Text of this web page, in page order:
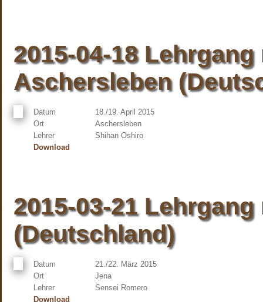
2015-04-18
Aschersleben
Datum
18./19. April 2015
Ort
Aschersleben
Lehrer
Shihan Oshiro
Download
2015-03-21
(Deutschland)
Datum
21./22. März 2015
Ort
Jena
Lehrer
Sensei Romero
Download